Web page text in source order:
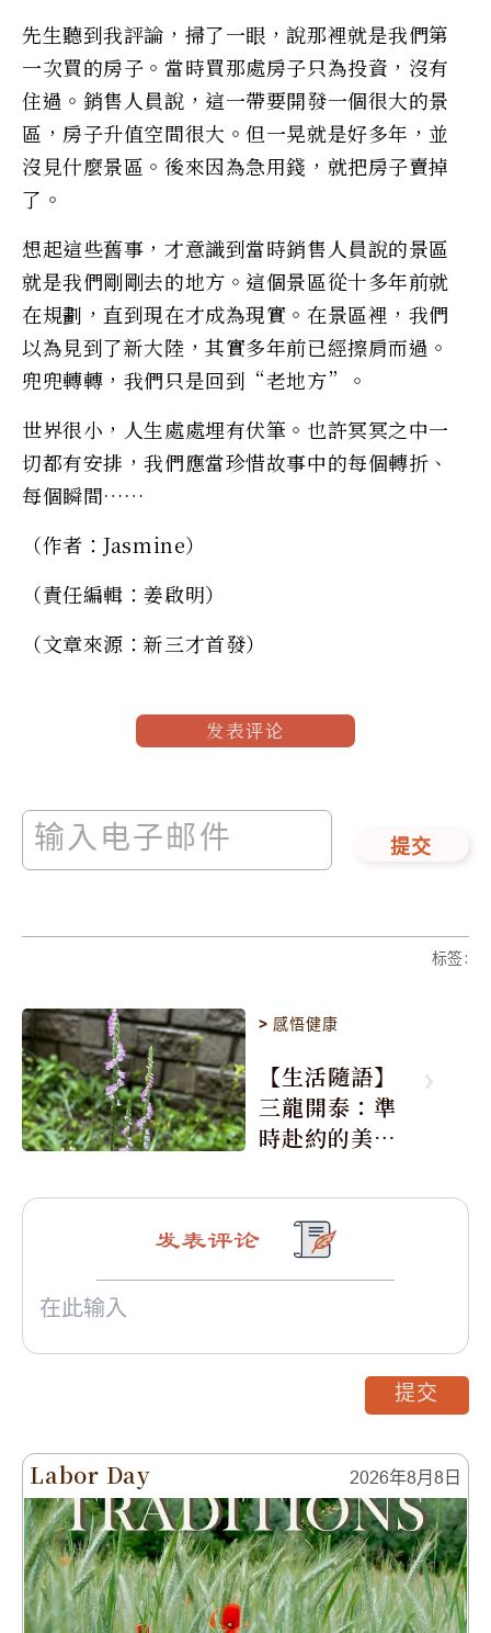
先生聽到我評論，掃了一眼，說那裡就是我們第
一次買的房子。當時買那處房子只為投資，沒有
住過。銷售人員說，這一帶要開發一個很大的景
區，房子升值空間很大。但一晃就是好多年，並
沒見什麼景區。後來因為急用錢，就把房子賣掉
了。
想起這些舊事，才意識到當時銷售人員說的景區
就是我們剛剛去的地方。這個景區從十多年前就
在規劃，直到現在才成為現實。在景區裡，我們
以為見到了新大陸，其實多年前已經擦肩而過。
兜兜轉轉，我們只是回到“老地方”。
世界很小，人生處處埋有伏筆。也許冥冥之中一
切都有安排，我們應當珍惜故事中的每個轉折、
每個瞬間……
（作者：Jasmine）
（責任編輯：姜啟明）
（文章來源：新三才首發）
发表评论
提交
标签:
> 感悟健康
【生活隨語】
三龍開泰：準
時赴約的美麗
Labor Day 2026年8月8日
发表评论
提交